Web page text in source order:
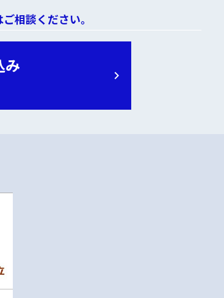
相談ください。
み